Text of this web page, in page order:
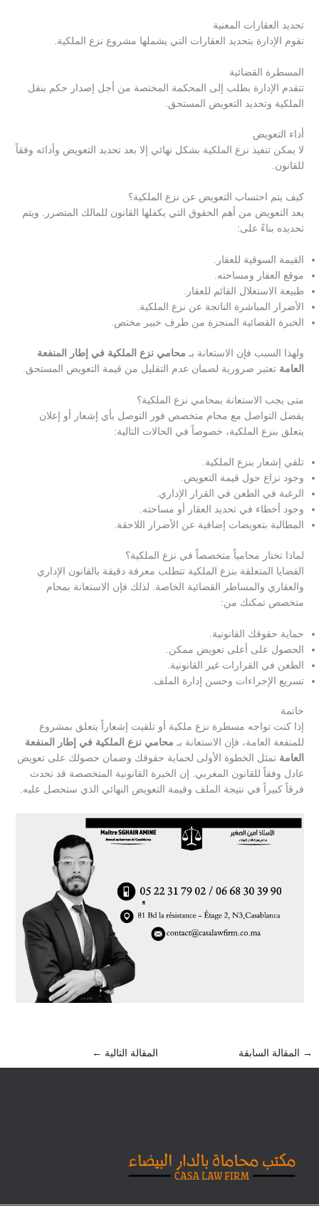
تحديد العقارات المعنية
تقوم الإدارة بتحديد العقارات التي يشملها مشروع نزع الملكية.
المسطرة القضائية
تتقدم الإدارة بطلب إلى المحكمة المختصة من أجل إصدار حكم بنقل
الملكية وتحديد التعويض المستحق.
أداء التعويض
لا يمكن تنفيذ نزع الملكية بشكل نهائي إلا بعد تحديد التعويض وأدائه وفقاً
للقانون.
كيف يتم احتساب التعويض عن نزع الملكية؟
يعد التعويض من أهم الحقوق التي يكفلها القانون للمالك المتضرر. ويتم
تحديده بناءً على:
القيمة السوقية للعقار.
موقع العقار ومساحته.
طبيعة الاستغلال القائم للعقار.
الأضرار المباشرة الناتجة عن نزع الملكية.
الخبرة القضائية المنجزة من طرف خبير مختص.
ولهذا السبب فإن الاستعانة بـمحامي نزع الملكية في إطار المنفعة
العامةتعتبر ضرورية لضمان عدم التقليل من قيمة التعويض المستحق.
متى يجب الاستعانة بمحامي نزع الملكية؟
يفضل التواصل مع محام متخصص فور التوصل بأي إشعار أو إعلان
يتعلق بنزع الملكية، خصوصاً في الحالات التالية:
تلقي إشعار بنزع الملكية.
وجود نزاع حول قيمة التعويض.
الرغبة في الطعن في القرار الإداري.
وجود أخطاء في تحديد العقار أو مساحته.
المطالبة بتعويضات إضافية عن الأضرار اللاحقة.
لماذا تختار محامياً متخصصاً في نزع الملكية؟
القضايا المتعلقة بنزع الملكية تتطلب معرفة دقيقة بالقانون الإداري
والعقاري والمساطر القضائية الخاصة. لذلك فإن الاستعانة بمحام
متخصص تمكنك من:
حماية حقوقك القانونية.
الحصول على أعلى تعويض ممكن.
الطعن في القرارات غير القانونية.
تسريع الإجراءات وحسن إدارة الملف.
خاتمة
إذا كنت تواجه مسطرة نزع ملكية أو تلقيت إشعاراً يتعلق بمشروع
للمنفعة العامة، فإن الاستعانة بـمحامي نزع الملكية في إطار المنفعة
العامةتمثل الخطوة الأولى لحماية حقوقك وضمان حصولك على تعويض
عادل وفقاً للقانون المغربي. إن الخبرة القانونية المتخصصة قد تحدث
فرقاً كبيراً في نتيجة الملف وقيمة التعويض النهائي الذي ستحصل عليه.
→المقالة السابقة المقالة التالية ←